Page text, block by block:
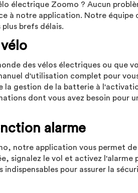
électrique Zoomo ? Aucun
à notre application. Notre équipe
brefs délais.
des vélos électriques ou que
d'utilisation complet pour
la gestion de la batterie à
dont vous avez besoin pour
alarme
notre application vous permet
signalez le vol et activez l'alarme
pour assurer la